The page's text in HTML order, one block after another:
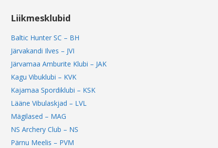
Liikmesklubid
Baltic Hunter SC – BH
Järvakandi Ilves – JVI
Järvamaa Amburite Klubi – JAK
Kagu Vibuklubi – KVK
Kajamaa Spordiklubi – KSK
Lääne Vibulaskjad – LVL
Mägilased – MAG
NS Archery Club – NS
Pärnu Meelis – PVM